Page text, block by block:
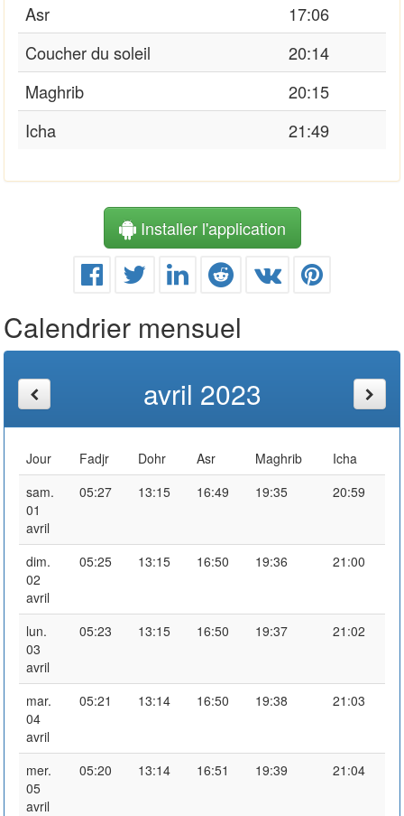
Asr
17:06
Coucher du soleil
20:14
Maghrib
20:15
Icha
21:49
Installer l'application
Calendrier mensuel
avril 2023
Jour Fadjr Dohr Asr Maghrib
Icha
sam.
01
avril
05:27 13:15 16:49 19:35 20:59
dim.
02
avril
05:25 13:15 16:50 19:36 21:00
lun.
03
avril
05:23 13:15 16:50 19:37 21:02
mar.
04
avril
05:21 13:14 16:50 19:38 21:03
mer.
05
avril
05:20 13:14 16:51 19:39 21:04